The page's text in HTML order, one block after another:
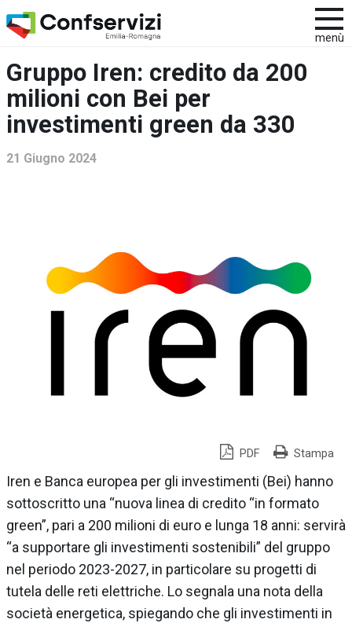
menù
Gruppo Iren: credito da 200
milioni con Bei per
investimenti green da 330
21 Giugno 2024
PDF Stampa
Iren e Banca europea per gli investimenti (Bei) hanno
sottoscritto una “nuova linea di credito “in formato
green”, pari a 200 milioni di euro e lunga 18 anni: servirà
“a supportare gli investimenti sostenibili” del gruppo
nel periodo 2023-2027, in particolare su progetti di
tutela delle reti elettriche. Lo segnala una nota della
società energetica, spiegando che gli investimenti in